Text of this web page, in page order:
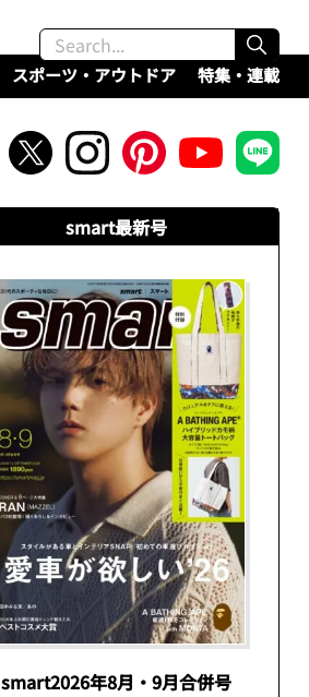
スポーツ・アウトドア 特集・連載
smart最新号
smart2026年8月・9月合併号